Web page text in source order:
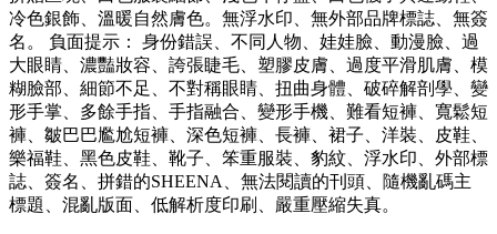
冷色銀飾、溫暖自然膚色。無浮水印、無外部品牌標誌、無簽
名。 負面提示： 身份錯誤、不同人物、娃娃臉、動漫臉、過
大眼睛、濃豔妝容、誇張睫毛、塑膠皮膚、過度平滑肌膚、模
糊臉部、細節不足、不對稱眼睛、扭曲身體、破碎解剖學、變
形手掌、多餘手指、手指融合、變形手機、難看短褲、寬鬆短
褲、皺巴巴尷尬短褲、深色短褲、長褲、裙子、洋裝、皮鞋、
樂福鞋、黑色皮鞋、靴子、笨重服裝、豹紋、浮水印、外部標
誌、簽名、拼錯的SHEENA、無法閱讀的刊頭、隨機亂碼主
標題、混亂版面、低解析度印刷、嚴重壓縮失真。